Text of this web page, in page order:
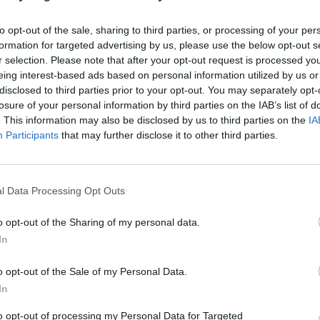
opt-out of the sale, sharing to third parties, or processing of your
for targeted advertising by us, please use the below opt-out
selection. Please note that after your opt-out request is processed
interest-based ads based on personal information utilized by us
to third parties prior to your opt-out. You may separately
of your personal information by third parties on the IAB’s list of
This information may also be disclosed by us to third parties on the
Participants that may further disclose it to other third parties.
Data Processing Opt Outs
opt-out of the Sharing of my personal data.
opt-out of the Sale of my Personal Data.
opt-out of processing my Personal Data for Targeted
marcas de cosmética hacen que el
resulte insuficiente. WeSun
concentrando en una sola propuesta
plataformas tecnológicas, el soporte
de Vigmar.
como una línea más. Nace para ser la
de la protección solar una ventaja
un partner que entienda la formulación, el
con la misma profundidad que la propia
WeSun y Laboratorios Vigmar.
en plataformas
en torno a tres grandes familias de
opciones ocean friendly e híbridos
Lo